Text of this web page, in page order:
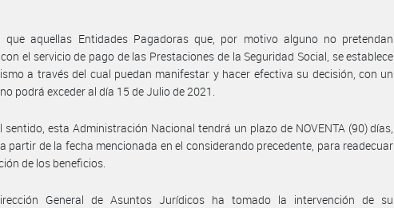
que aquellas Entidades Pagadoras que, por motivo alguno no pretendan
el servicio de pago de las Prestaciones de la Seguridad Social, se establece
a través del cual puedan manifestar y hacer efectiva su decisión, con un
podrá exceder al día 15 de Julio de 2021.
sentido, esta Administración Nacional tendrá un plazo de NOVENTA (90) días,
partir de la fecha mencionada en el considerando precedente, para readecuar
de los beneficios.
General de Asuntos Jurídicos ha tomado la intervención de su